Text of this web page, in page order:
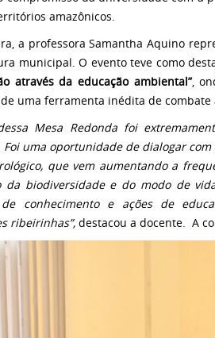
amazônicos.
a professora Samantha Aquino
municipal. O evento teve como
através da educação ambiental”,
uma ferramenta inédita de combate
Mesa Redonda foi
Foi uma oportunidade de dialogar
que vem aumentando a
da biodiversidade e do modo de
de conhecimento e ações de
ribeirinhas”, destacou a docente. A